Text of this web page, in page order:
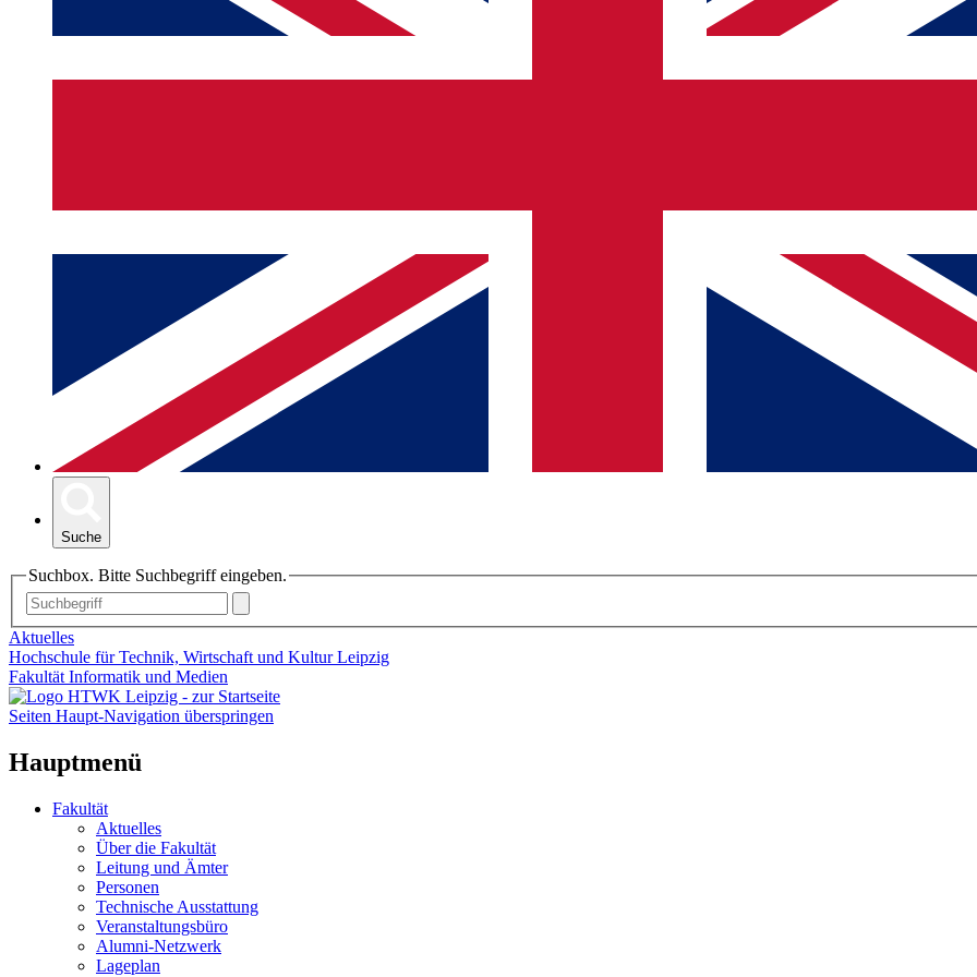
Suche
Suchbox. Bitte Suchbegriff eingeben.
Aktuelles
Hochschule für Technik, Wirtschaft und Kultur Leipzig
Fakultät Informatik und Medien
Seiten Haupt-Navigation überspringen
Hauptmenü
Fakultät
Aktuelles
Über die Fakultät
Leitung und Ämter
Personen
Technische Ausstattung
Veranstaltungsbüro
Alumni-Netzwerk
Lageplan